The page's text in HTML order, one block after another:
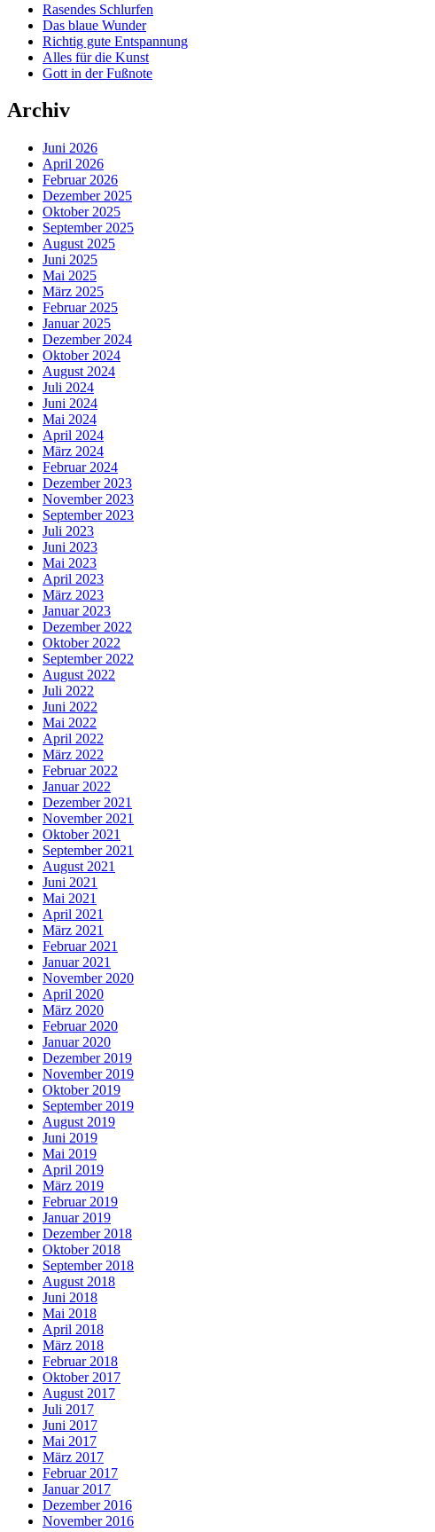
Rasendes Schlurfen
Das blaue Wunder
Richtig gute Entspannung
Alles für die Kunst
Gott in der Fußnote
Archiv
Juni 2026
April 2026
Februar 2026
Dezember 2025
Oktober 2025
September 2025
August 2025
Juni 2025
Mai 2025
März 2025
Februar 2025
Januar 2025
Dezember 2024
Oktober 2024
August 2024
Juli 2024
Juni 2024
Mai 2024
April 2024
März 2024
Februar 2024
Dezember 2023
November 2023
September 2023
Juli 2023
Juni 2023
Mai 2023
April 2023
März 2023
Januar 2023
Dezember 2022
Oktober 2022
September 2022
August 2022
Juli 2022
Juni 2022
Mai 2022
April 2022
März 2022
Februar 2022
Januar 2022
Dezember 2021
November 2021
Oktober 2021
September 2021
August 2021
Juni 2021
Mai 2021
April 2021
März 2021
Februar 2021
Januar 2021
November 2020
April 2020
März 2020
Februar 2020
Januar 2020
Dezember 2019
November 2019
Oktober 2019
September 2019
August 2019
Juni 2019
Mai 2019
April 2019
März 2019
Februar 2019
Januar 2019
Dezember 2018
Oktober 2018
September 2018
August 2018
Juni 2018
Mai 2018
April 2018
März 2018
Februar 2018
Oktober 2017
August 2017
Juli 2017
Juni 2017
Mai 2017
März 2017
Februar 2017
Januar 2017
Dezember 2016
November 2016